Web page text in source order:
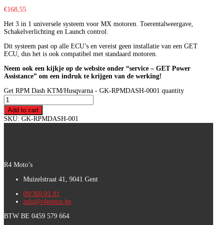
€168,55
Het 3 in 1 universele systeem voor MX motoren. Toerentalweergave,
Schakelverlichting en Launch control.
Dit systeem past op alle ECU’s en vereist geen installatie van een GET
ECU, dus het is ook compatibel met standaard motoren.
Neem ook een kijkje op de website onder “service – GET Power
Assistance” om een indruk te krijgen van de werking!
Get RPM Dash KTM/Husqvarna - GK-RPMDASH-0001 quantity
Add to cart
SKU: GK-RPMDASH-001
R4 Moto’s
Muizelstraat 41, 9041 Gent
09/369.01.81
info@r4motos.be
BTW BE 0459 579 664